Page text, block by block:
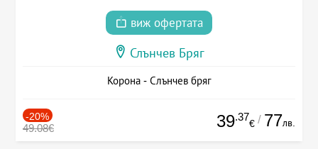
виж офертата
Слънчев Бряг
Корона - Слънчев бряг
-20%
49.08€ 39.37
€ / 77лв.